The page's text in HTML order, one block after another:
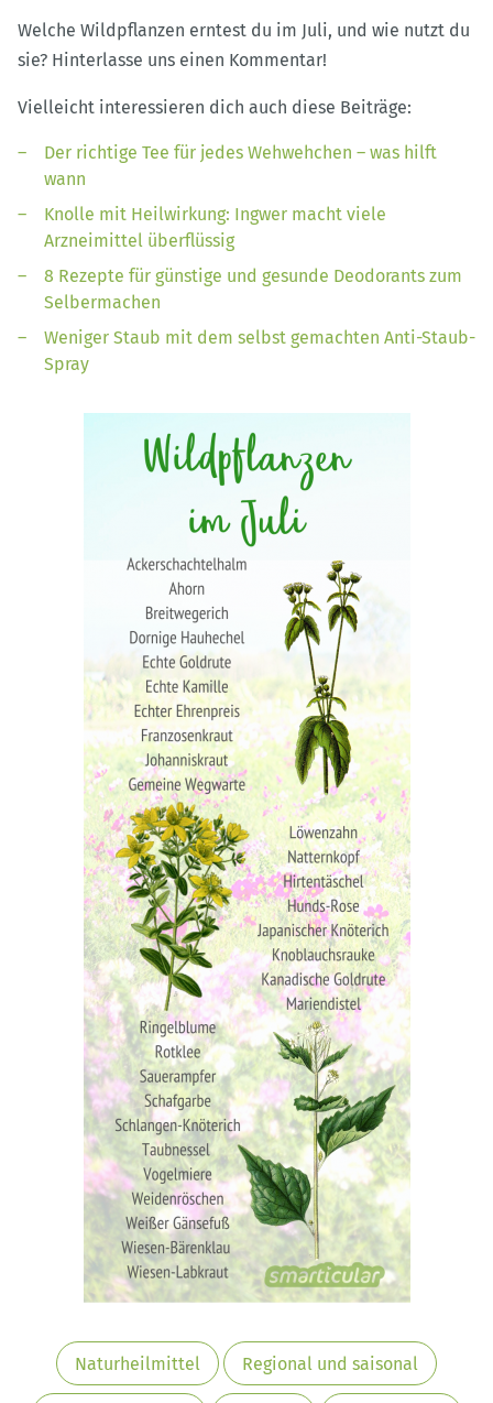
Welche Wildpflanzen erntest du im Juli, und wie nutzt du
sie? Hinterlasse uns einen Kommentar!
Vielleicht interessieren dich auch diese Beiträge:
Der richtige Tee für jedes Wehwehchen – was hilft
wann
Knolle mit Heilwirkung: Ingwer macht viele
Arzneimittel überflüssig
8 Rezepte für günstige und gesunde Deodorants zum
Selbermachen
Weniger Staub mit dem selbst gemachten Anti-Staub-
Spray
Naturheilmittel Regional und saisonal